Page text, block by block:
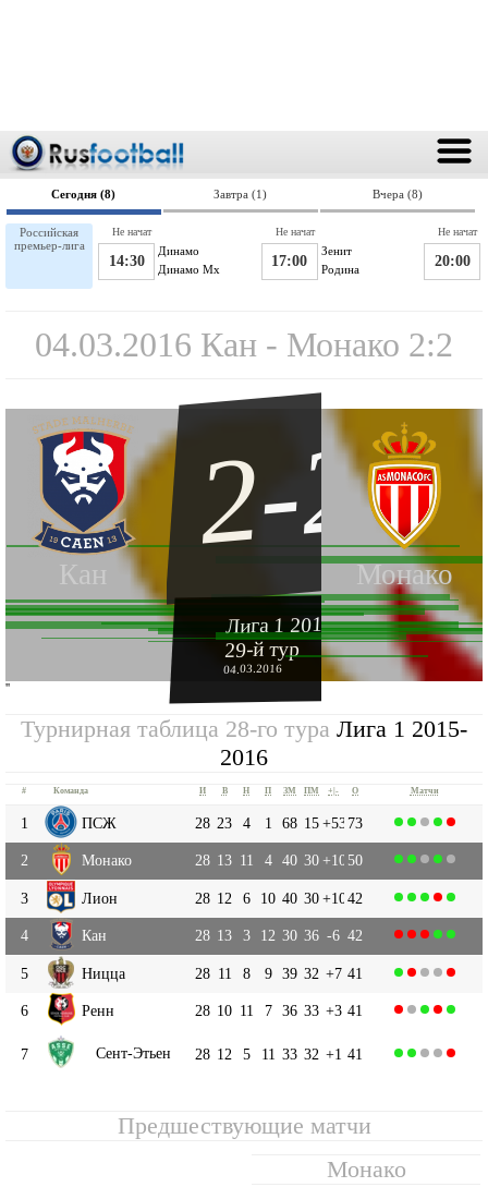
Сегодня (8) Завтра (1) Вчера (8)
Российская
премьер-лига
Динамо
14:30 Динамо Мх
Не начат
Зенит
17:00 Родина
Не начат
20:00
Не начат
04.03.2016 Кан - Монако 2:2
Кан Монако
2-2
Лига 1 2015-2016
29-й тур
04.03.2016
''
Турнирная таблица 28-го тура Лига 1 2015-
2016
# Команда И В Н П ЗМ ПМ +|- О Матчи
1 ПСЖ 28 23 4 1 68 15+53 73
2 Монако 28 13 11 4 40 30+10 50
3 Лион 28 12 6 10 40 30+1042
4 Кан 28 13 3 12 30 36 -6 42
5 Ницца 28 11 8 9 39 32 +7 41
6 Ренн 28 10 11 7 36 33 +3 41
7 Сент-Этьен 28 12 5 11 33 32 +1 41
Предшествующие матчи
Монако